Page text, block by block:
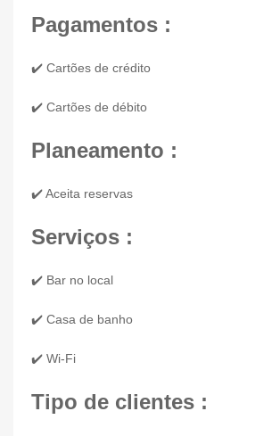
Pagamentos :
✔️ Cartões de crédito
✔️ Cartões de débito
Planeamento :
✔️ Aceita reservas
Serviços :
✔️ Bar no local
✔️ Casa de banho
✔️ Wi-Fi
Tipo de clientes :